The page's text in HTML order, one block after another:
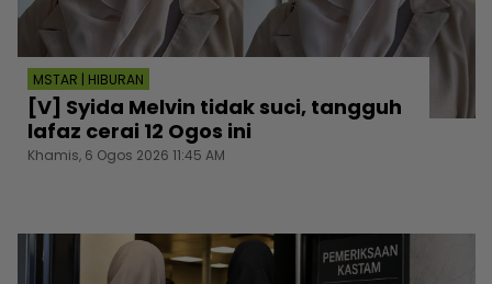
MSTAR | HIBURAN
[V] Syida Melvin tidak suci, tangguh
lafaz cerai 12 Ogos ini
Khamis, 6 Ogos 2026 11:45 AM